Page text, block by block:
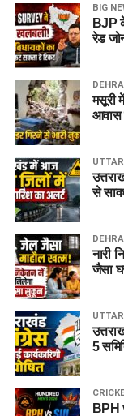
BIG
BJP
रेड
मसूरी
आवास
से
नारी
जैसा
5
BPH